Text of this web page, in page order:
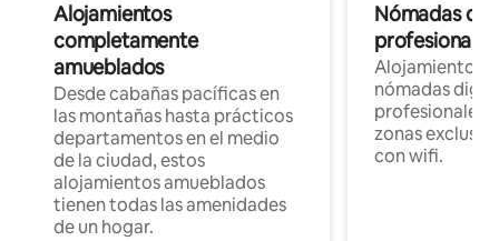
Alojamientos
completamente
amueblados
Desde cabañas pacíficas en
las montañas hasta prácticos
departamentos en el medio
de la ciudad, estos
alojamientos amueblados
tienen todas las amenidades
de un hogar.
Nómadas
Alojamientos
nómadas
profesionales
zonas
con wifi.